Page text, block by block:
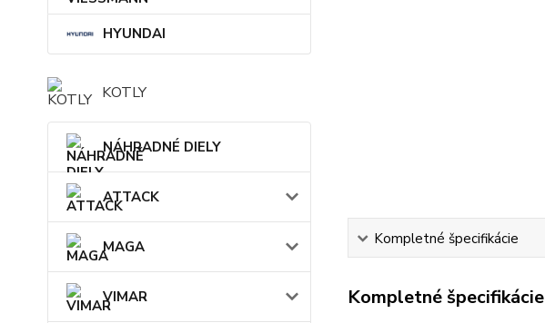
HYUNDAI
KOTLY
NÁHRADNÉ DIELY
ATTACK
MAGA
VIMAR
Kompletné špecifikácie
Kompletné špecifikácie